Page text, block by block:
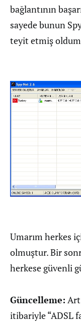
bağlantının
sayede bunun
teyit etmiş
Umarım herkes
olmuştur. Bir
herkese güvenli
Güncelleme:
itibariyle “ADSL